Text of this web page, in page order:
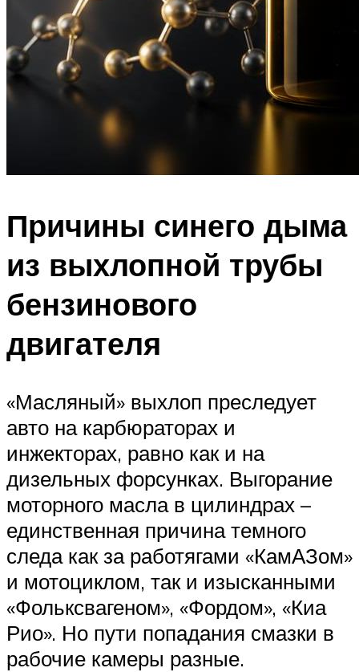
Причины синего дыма
из выхлопной трубы
бензинового
двигателя
«Масляный» выхлоп преследует
авто на карбюраторах и
инжекторах, равно как и на
дизельных форсунках. Выгорание
моторного масла в цилиндрах –
единственная причина темного
следа как за работягами «КамАЗом»
и мотоциклом, так и изысканными
«Фольксвагеном», «Фордом», «Киа
Рио». Но пути попадания смазки в
рабочие камеры разные.